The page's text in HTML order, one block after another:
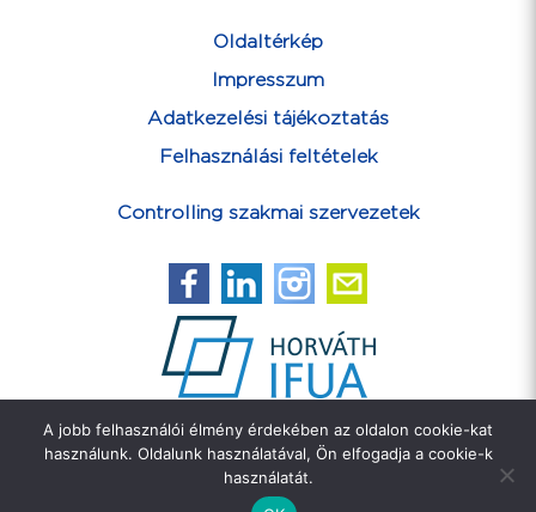
Oldaltérkép
Impresszum
Adatkezelési tájékoztatás
Felhasználási feltételek
Controlling szakmai szervezetek
Feliratkozás hírlevélre
A jobb felhasználói élmény érdekében az oldalon cookie-kat
használunk. Oldalunk használatával, Ön elfogadja a cookie-k
használatát.